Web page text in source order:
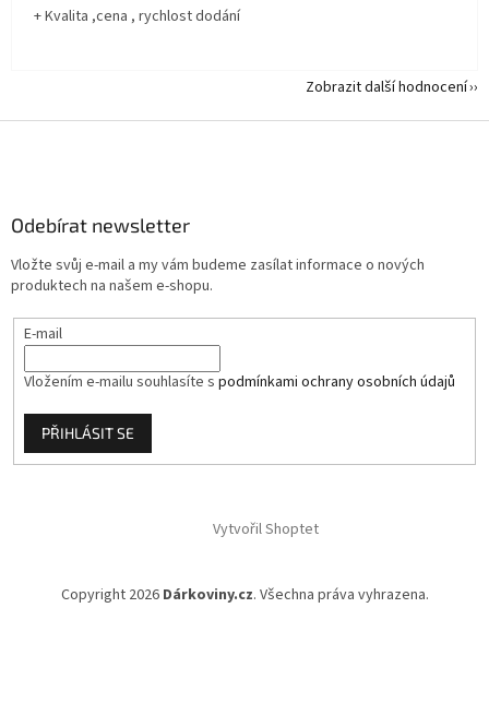
+ Kvalita ,cena , rychlost dodání
Zobrazit další hodnocení
Odebírat newsletter
Vložte svůj e-mail a my vám budeme zasílat informace o nových
produktech na našem e-shopu.
E-mail
Vložením e-mailu souhlasíte s podmínkami ochrany osobních údajů
PŘIHLÁSIT SE
Vytvořil Shoptet
Copyright 2026 Dárkoviny.cz. Všechna práva vyhrazena.